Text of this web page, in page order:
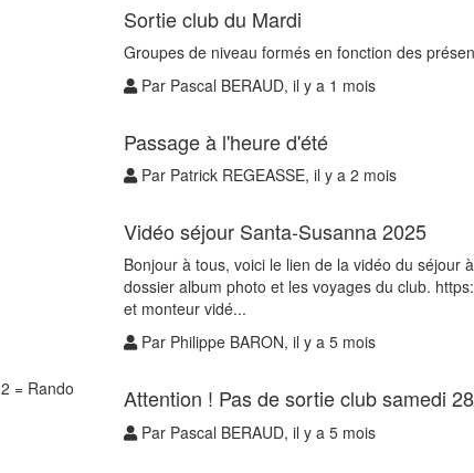
Sortie club du Mardi
Groupes de niveau formés en fonction des
Par Pascal BERAUD, il y a 1 mois
Passage à l'heure d'été
Par Patrick REGEASSE, il y a 2 mois
Vidéo séjour Santa-Susanna 2025
Bonjour à tous, voici le lien de la vidéo du
dossier album photo et les voyages du club.
et monteur vidé...
Par Philippe BARON, il y a 5 mois
Attention ! Pas de sortie club samedi
Par Pascal BERAUD, il y a 5 mois